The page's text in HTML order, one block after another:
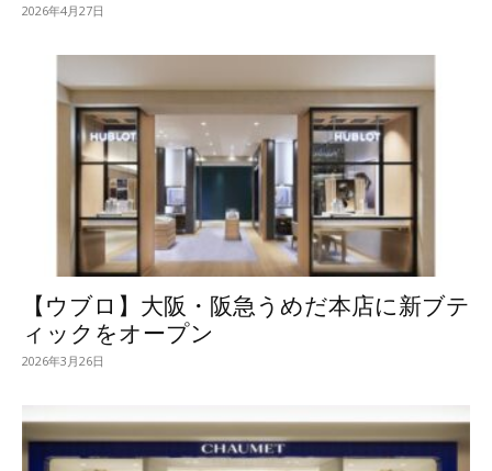
2026年4月27日
【ウブロ】大阪・阪急うめだ本店に新ブテ
ィックをオープン
2026年3月26日